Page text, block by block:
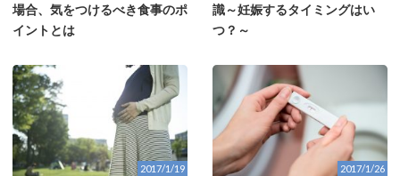
場合、気をつけるべき食事のポ
イントとは
識～妊娠するタイミングはい
つ？～
2017/1/19 2017/1/26